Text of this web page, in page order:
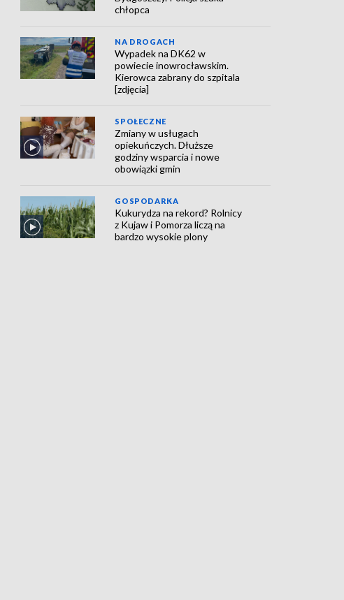
chłopca
NA DROGACH
Wypadek na DK62 w
powiecie inowrocławskim.
Kierowca zabrany do szpitala
[zdjęcia]
SPOŁECZNE
Zmiany w usługach
opiekuńczych. Dłuższe
godziny wsparcia i nowe
obowiązki gmin
GOSPODARKA
Kukurydza na rekord? Rolnicy
z Kujaw i Pomorza liczą na
bardzo wysokie plony